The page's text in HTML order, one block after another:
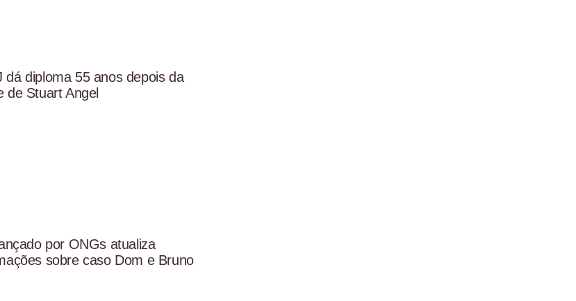
dá diploma 55 anos depois da
de Stuart Angel
por ONGs atualiza
sobre caso Dom e Bruno